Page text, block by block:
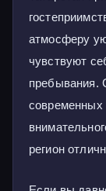
атмосферу
чувствуют
пребывания.
современных
регион